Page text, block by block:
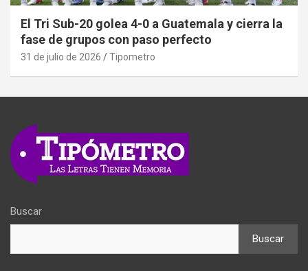
El Tri Sub-20 golea 4-0 a Guatemala y cierra la
fase de grupos con paso perfecto
31 de julio de 2026 Tipometro
Buscar
Buscar